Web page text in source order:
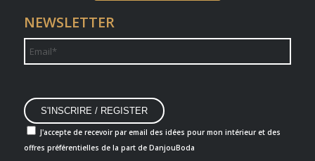
NEWSLETTER
J'accepte de recevoir par email des idées pour mon intérieur et des
offres préférentielles de la part de DanjouBoda